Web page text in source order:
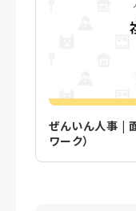
ぜんいん人事 |
ワーク）